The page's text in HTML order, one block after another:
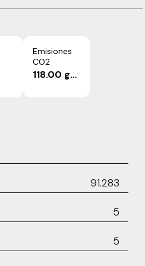
Emisiones
CO2
118.00 g/km
91.283
5
5